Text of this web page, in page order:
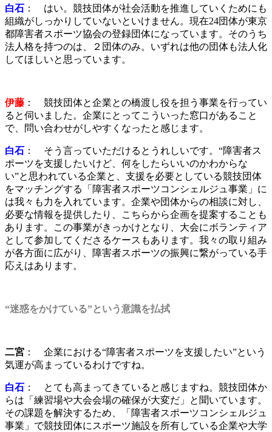
白石 ： はい。競技団体が社会活動を推進していくためにも
組織がしっかりしていないといけません。現在24団体が東京
都障害者スポーツ協会の登録団体になっています。そのうち
法人格を持つのは、２団体のみ。いずれは他の団体も法人化
してほしいと思っています。
伊藤 ： 競技団体と企業との橋渡し役を担う事業を行ってい
ると伺いました。企業にとってこういった窓口があること
で、問い合わせがしやすくなったと感じます。
白石 ： そう言っていただけるとうれしいです。“障害者ス
ポーツを支援したいけど、何をしたらいいのかわからな
い”と思われている企業と、支援を必要としている競技団体
をマッチングする「障害者スポーツコンシェルジュ事業」に
は我々も力を入れています。企業や団体からの相談に対し、
必要な情報を提供したり、こちらから企画を提案することも
あります。この事業がきっかけとなり、大会にボランティア
として参加してくださるケースもあります。我々の取り組み
が各方面に広がり、障害者スポーツの振興に繋がっている手
応えはあります。
“迷惑をかけている”という意識を払拭
二宮 ： 企業における“障害者スポーツを支援したい”という
気運が高まっているわけですね。
白石 ： とても高まってきていると感じますね。競技団体か
らは「練習場や大会会場の確保が大変だ」と聞いています。
その課題を解決するため、「障害者スポーツコンシェルジュ
事業」で競技団体にスポーツ施設を所有している企業や大学